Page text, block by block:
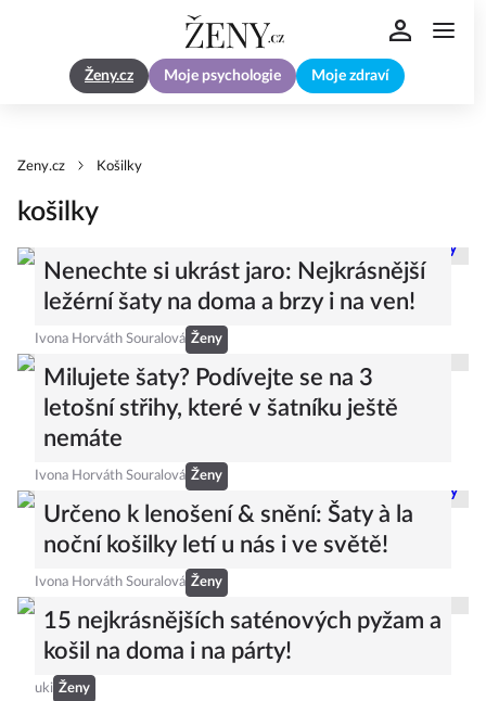
Ženy.cz Moje psychologie Moje zdraví
Zeny.cz Košilky
košilky
Nenechte si ukrást jaro: Nejkrásnější
ležérní šaty na doma a brzy i na ven!
Ivona Horváth Souralová Ženy
Milujete šaty? Podívejte se na 3
letošní střihy, které v šatníku ještě
nemáte
Ivona Horváth Souralová Ženy
Určeno k lenošení & snění: Šaty à la
noční košilky letí u nás i ve světě!
Ivona Horváth Souralová Ženy
15 nejkrásnějších saténových pyžam a
košil na doma i na párty!
uki Ženy